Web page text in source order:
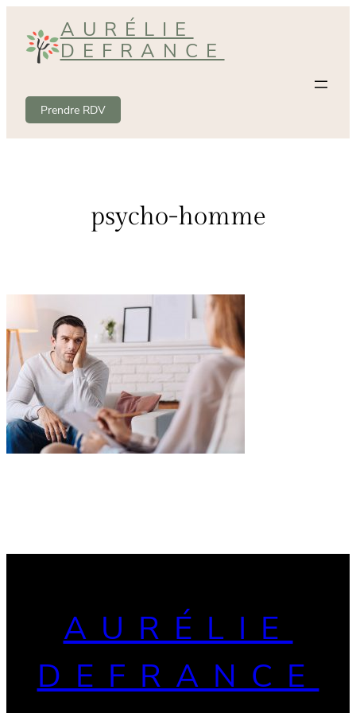
contenu
AURÉLIE
DEFRANCE
Prendre RDV
psycho-homme
AURÉLIE
DEFRANCE